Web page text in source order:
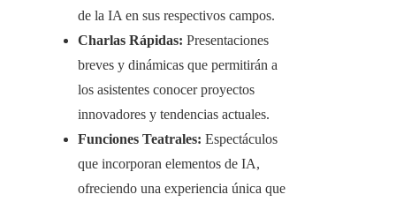
de la IA en sus respectivos campos.​
Charlas Rápidas: Presentaciones
breves y dinámicas que permitirán a
los asistentes conocer proyectos
innovadores y tendencias actuales.​
Funciones Teatrales: Espectáculos
que incorporan elementos de IA,
ofreciendo una experiencia única que